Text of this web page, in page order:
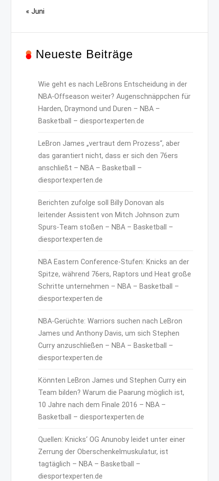
« Juni
Neueste Beiträge
Wie geht es nach LeBrons Entscheidung in der
NBA-Offseason weiter? Augenschnäppchen für
Harden, Draymond und Duren – NBA –
Basketball – diesportexperten.de
LeBron James „vertraut dem Prozess“, aber
das garantiert nicht, dass er sich den 76ers
anschließt – NBA – Basketball –
diesportexperten.de
Berichten zufolge soll Billy Donovan als
leitender Assistent von Mitch Johnson zum
Spurs-Team stoßen – NBA – Basketball –
diesportexperten.de
NBA Eastern Conference-Stufen: Knicks an der
Spitze, während 76ers, Raptors und Heat große
Schritte unternehmen – NBA – Basketball –
diesportexperten.de
NBA-Gerüchte: Warriors suchen nach LeBron
James und Anthony Davis, um sich Stephen
Curry anzuschließen – NBA – Basketball –
diesportexperten.de
Könnten LeBron James und Stephen Curry ein
Team bilden? Warum die Paarung möglich ist,
10 Jahre nach dem Finale 2016 – NBA –
Basketball – diesportexperten.de
Quellen: Knicks‘ OG Anunoby leidet unter einer
Zerrung der Oberschenkelmuskulatur, ist
tagtäglich – NBA – Basketball –
diesportexperten.de